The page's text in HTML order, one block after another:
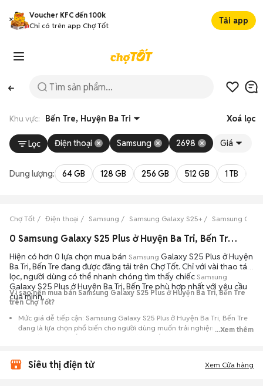
Voucher KFC đến 100k
Chỉ có trên app Chợ Tốt
Tải app
Khu vực: Bến Tre, Huyện Ba Tri Xoá lọc
Lọc Điện thoại Samsung 2698 Giá
Dung lượng: 64 GB 128 GB 256 GB 512 GB 1 TB
Chợ Tốt Điện thoại Samsung Samsung Galaxy S25+ Samsung
0 Samsung Galaxy S25 Plus ở Huyện Ba Tri, Bến Tre máy bền đẹp đang bán 08/2026
Hiện có hơn 0 lựa chọn mua bán Samsung Galaxy S25 Plus ở Huyện
Ba Tri, Bến Tre đang được đăng tải trên Chợ Tốt. Chỉ với vài thao tác
lọc, người dùng có thể nhanh chóng tìm thấy chiếc Samsung
Galaxy S25 Plus ở Huyện Ba Tri, Bến Tre phù hợp nhất với yêu cầu
của mình.
Vì sao nên mua bán Samsung Galaxy S25 Plus ở Huyện Ba Tri, Bến Tre
trên Chợ Tốt?
Mức giá dễ tiếp cận: Samsung Galaxy S25 Plus ở Huyện Ba Tri, Bến Tre
đang là lựa chọn phổ biến cho người dùng muốn trải nghiệm dòng máy
này với chi phí thấp hơn so với khi mới ra mắt.
Huyện Ba Tri, Bến Tre từ nhiều cá nhân muốn lên đời máy, mang đến đa
dạng sự lựa chọn về tình trạng bảo hành, hình thức máy và màu sắc.
...Xem thêm
Siêu thị điện tử Xem Cửa hàng